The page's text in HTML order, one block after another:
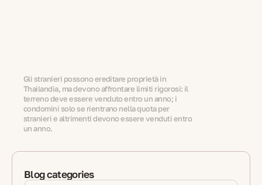
Gli stranieri possono ereditare proprietà in
Thailandia, ma devono affrontare limiti rigorosi: il
terreno deve essere venduto entro un anno; i
condomini solo se rientrano nella quota per
stranieri e altrimenti devono essere venduti entro
un anno.
Blog categories